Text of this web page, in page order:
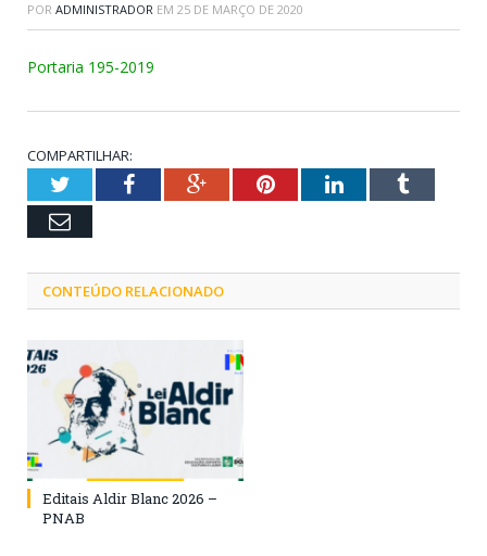
POR ADMINISTRADOR EM 25 DE MARÇO DE 2020
Portaria 195-2019
COMPARTILHAR:
TwitterFacebookGoogle+PinterestLinkedInTumblr
Email
CONTEÚDO RELACIONADO
Editais Aldir Blanc 2026 –
PNAB